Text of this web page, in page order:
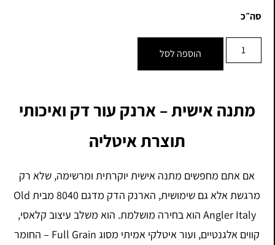
סה״כ
הוספה לסל
מתנה אישית – ארנק עור דק ואיכותי
תוצרת איטליה
אם אתם מחפשים מתנה אישית יוקרתית ומרשימה, שלא רק
מרגשת אלא גם שימושית, הארנק הדק מדגם 8040 מבית Old
Angler Italy הוא בחירה מושלמת. הוא משלב עיצוב קלאסי,
קווים אלגנטיים, ועור איטלקי אמיתי מסוג Full Grain – החומר